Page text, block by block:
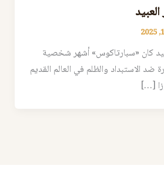
كان «سبارتاكوس» أشهر شخصية
ضد الاستبداد والظلم في العالم القديم
[…]